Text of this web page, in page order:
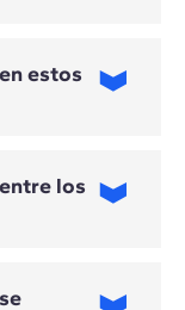
tecnológica
estos
otras, se
los